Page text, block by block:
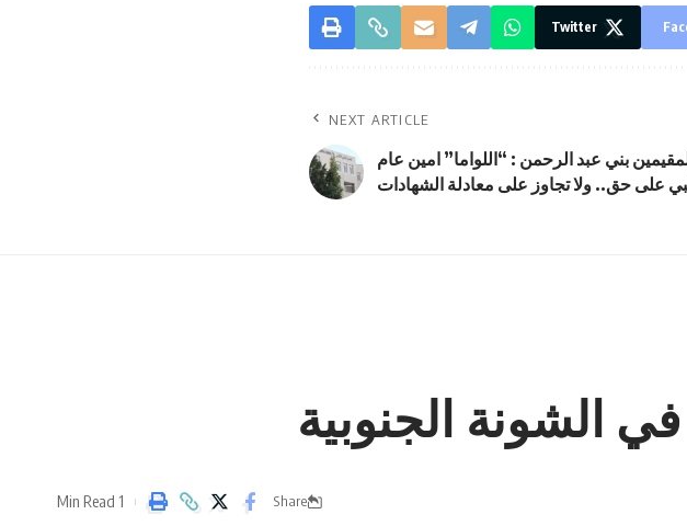
Twitter
NEXT ARTICLE
بني عبد الرحمن : “اللواما” امين عام
على حق.. ولا تجاوز على معادلة الشهادات
Share
1 Min Read